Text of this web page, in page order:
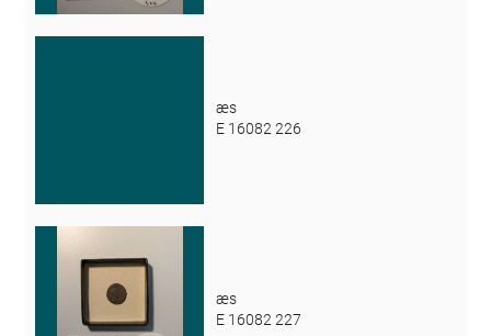
æs
E 16082 226
æs
E 16082 227